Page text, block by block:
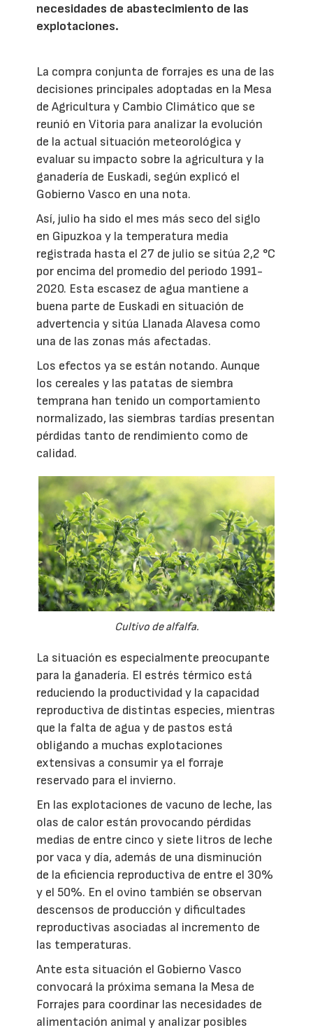
necesidades de abastecimiento de las
explotaciones.
La compra conjunta de forrajes es una de las
decisiones principales adoptadas en la Mesa
de Agricultura y Cambio Climático que se
reunió en Vitoria para analizar la evolución
de la actual situación meteorológica y
evaluar su impacto sobre la agricultura y la
ganadería de Euskadi, según explicó el
Gobierno Vasco en una nota.
Así, julio ha sido el mes más seco del siglo
en Gipuzkoa y la temperatura media
registrada hasta el 27 de julio se sitúa 2,2 °C
por encima del promedio del periodo 1991-
2020. Esta escasez de agua mantiene a
buena parte de Euskadi en situación de
advertencia y sitúa Llanada Alavesa como
una de las zonas más afectadas.
Los efectos ya se están notando. Aunque
los cereales y las patatas de siembra
temprana han tenido un comportamiento
normalizado, las siembras tardías presentan
pérdidas tanto de rendimiento como de
calidad.
Cultivo de alfalfa.
La situación es especialmente preocupante
para la ganadería. El estrés térmico está
reduciendo la productividad y la capacidad
reproductiva de distintas especies, mientras
que la falta de agua y de pastos está
obligando a muchas explotaciones
extensivas a consumir ya el forraje
reservado para el invierno.
En las explotaciones de vacuno de leche, las
olas de calor están provocando pérdidas
medias de entre cinco y siete litros de leche
por vaca y día, además de una disminución
de la eficiencia reproductiva de entre el 30%
y el 50%. En el ovino también se observan
descensos de producción y dificultades
reproductivas asociadas al incremento de
las temperaturas.
Ante esta situación el Gobierno Vasco
convocará la próxima semana la Mesa de
Forrajes para coordinar las necesidades de
alimentación animal y analizar posibles